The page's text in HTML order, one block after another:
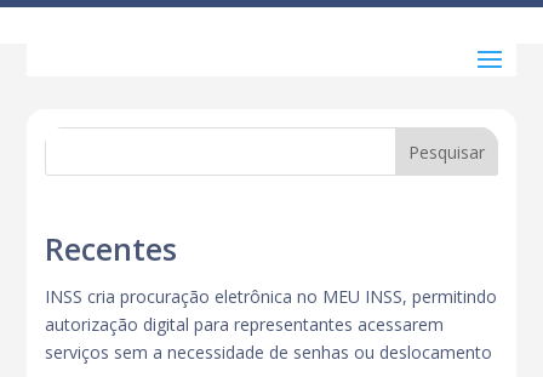
Pesquisar
Recentes
INSS cria procuração eletrônica no MEU INSS, permitindo
autorização digital para representantes acessarem
serviços sem a necessidade de senhas ou deslocamento